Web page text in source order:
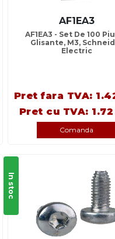
AF1EA3
AF1EA3 - Set De 100
Glisante, M3,
Electric
Pret fara TVA:
Pret cu TVA:
Comanda
In stoc